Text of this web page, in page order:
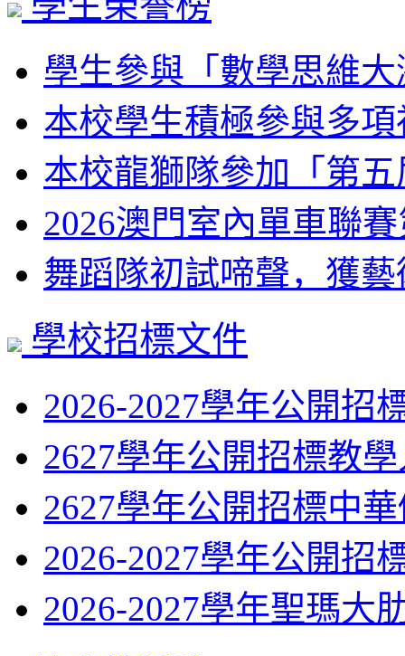
學生參與「數學思維大
本校學生積極參與多
本校龍獅隊參加「第
2026澳門室內單車聯
舞蹈隊初試啼聲，獲
學校招標文件
2026-2027學年公開招
2627學年公開招標教
2627學年公開招標中
2026-2027學年公開招
2026-2027學年聖瑪大